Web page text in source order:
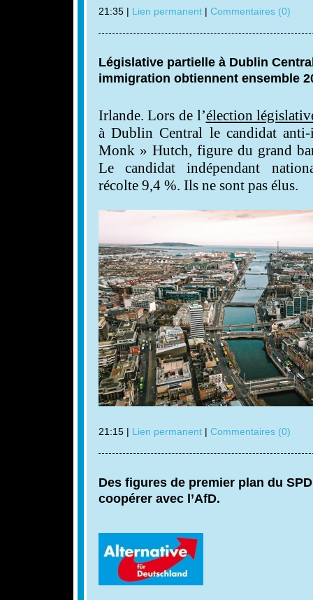
21:35 | Lien permanent| Commentaires (0)
Législative partielle à Dublin
immigration obtiennent ensemble
Irlande. Lors de l’élection
à Dublin Central le candidat
Monk » Hutch, figure du grand
Le candidat indépendant
récolte 9,4 %. Ils ne sont pas élus.
21:15 | Lien permanent| Commentaires (0)
Des figures de premier plan du
coopérer avec l’AfD.